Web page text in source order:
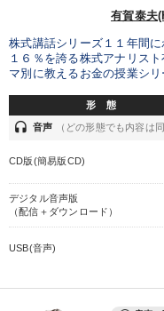
銀行交渉 投資
営業
MBA 通信販売
資産保全 営業力強化
有賀泰夫
株式講話シリーズ１１年間
１６％を誇る株式アナリス
マ別に教えるお金の授業シ
形 態
headset 音声 （どの形態でも内容は
CD版(簡易版CD)
デジタル音声版
（配信＋ダウンロード）
USB(音声)